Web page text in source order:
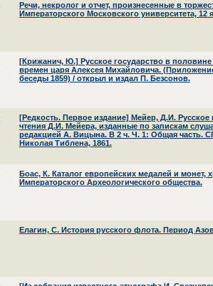
Речи, некролог и отчет, произнесенные в
Императорского Московского университета, 12
[Крижанич, Ю.] Русское государство в половине
времен царя Алексея Михайловича.
беседы 1859) / открыл и издал П. Безсонов.
[Редкость. Первое издание] Мейер, Д.И. Русское
чтения Д.И. Мейера, изданные по запискам
редакцией А. Вицына. В 2 ч. Ч. 1: Общая часть.
Николая Тиблена, 1861.
Боас, К. Каталог европейских медалей и монет,
Императорского Археологического общества.
Елагин, С. История русского флота. Период